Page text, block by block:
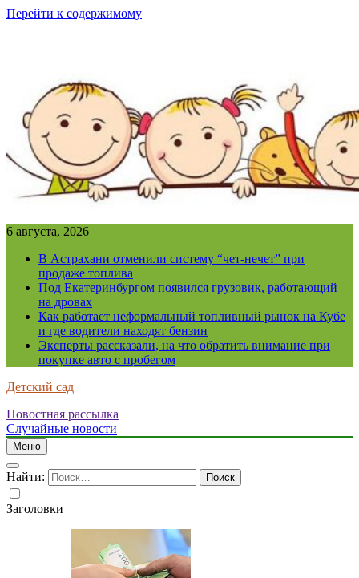
Перейти к содержимому
6 августа, 2026
В Астрахани отменили систему “чет-нечет” при
продаже топлива
Под Екатеринбургом появился грузовик, работающий
на дровах
Как работает неформальный топливный рынок на Кубе
и где водители находят бензин
Эксперты рассказали, на что обратить внимание при
покупке авто с пробегом
Детский сад
Новостная рассылка
Случайные новости
Меню
Найти:
Заголовки